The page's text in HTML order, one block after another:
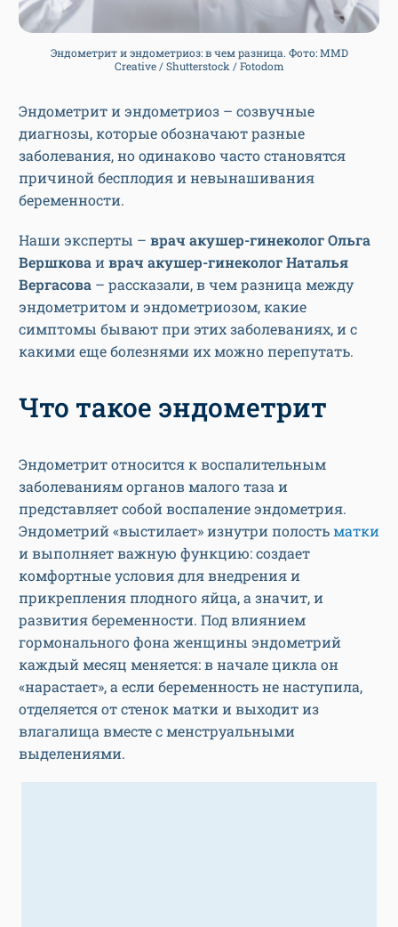
Эндометрит и эндометриоз: в чем разница. Фото: MMD
Creative / Shutterstock / Fotodom
Эндометрит и эндометриоз – созвучные
диагнозы, которые обозначают разные
заболевания, но одинаково часто становятся
причиной бесплодия и невынашивания
беременности.
Наши эксперты – врач акушер-гинеколог Ольга
Вершковаиврач акушер-гинеколог Наталья
Вергасова – рассказали, в чем разница между
эндометритом и эндометриозом, какие
симптомы бывают при этих заболеваниях, и с
какими еще болезнями их можно перепутать.
Что такое эндометрит
Эндометрит относится к воспалительным
заболеваниям органов малого таза и
представляет собой воспаление эндометрия.
Эндометрий «выстилает» изнутри полостьматки
и выполняет важную функцию: создает
комфортные условия для внедрения и
прикрепления плодного яйца, а значит, и
развития беременности. Под влиянием
гормонального фона женщины эндометрий
каждый месяц меняется: в начале цикла он
«нарастает», а если беременность не наступила,
отделяется от стенок матки и выходит из
влагалища вместе с менструальными
выделениями.